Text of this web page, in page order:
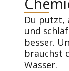
Du putzt,
und
besser.
brauchst
Wasser.